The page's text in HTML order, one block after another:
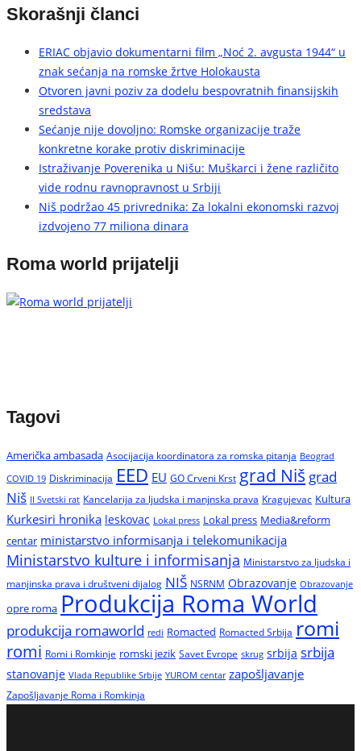
Skorašnji članci
ERIAC objavio dokumentarni film „Noć 2. avgusta 1944“ u
znak sećanja na romske žrtve Holokausta
Otvoren javni poziv za dodelu bespovratnih finansijskih
sredstava
Sećanje nije dovoljno: Romske organizacije traže
konkretne korake protiv diskriminacije
Istraživanje Poverenika u Nišu: Muškarci i žene različito
vide rodnu ravnopravnost u Srbiji
Niš podržao 45 privrednika: Za lokalni ekonomski razvoj
izdvojeno 77 miliona dinara
Roma world prijatelji
Tagovi
Američka ambasada Asocijacija koordinatora za romska pitanja Beograd
COVID 19 Diskriminacija EED EU GO Crveni Krst grad Niš grad
Niš II Svetski rat Kancelarija za ljudska i manjnska prava Kragujevac Kultura
Kurkesiri hronika leskovac Lokal press Lokal press Media&reform
centar ministarstvo informisanja i telekomunikacija
Ministarstvo kulture i informisanja Ministarstvo za ljudska i
manjinska prava i društveni dijalog NIŠ NSRNM Obrazovanje Obrazovanje
opre roma Produkcija Roma World
produkcija romaworld redi Romacted Romacted Srbija romi
romi Romi i Romkinje romski jezik Savet Evrope skrug srbija srbija
stanovanje Vlada Republike Srbije YUROM centar zapošljavanje
Zapošljavanje Roma i Romkinja